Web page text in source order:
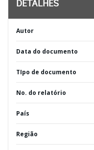
DETALHES
Autor
Data do documento
TIpo de documento
No. do relatório
País
Região